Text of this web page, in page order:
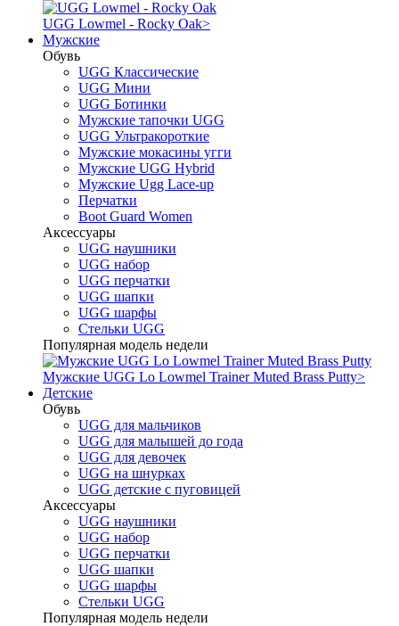
UGG Lowmel - Rocky Oak>
Мужские
Обувь
UGG Классические
UGG Мини
UGG Ботинки
Мужские тапочки UGG
UGG Ультракороткие
Мужские мокасины угги
Мужские UGG Hybrid
Мужские Ugg Lace-up
Перчатки
Boot Guard Women
Аксессуары
UGG наушники
UGG набор
UGG перчатки
UGG шапки
UGG шарфы
Стельки UGG
Популярная модель недели
Мужские UGG Lo Lowmel Trainer Muted Brass Putty>
Детские
Обувь
UGG для мальчиков
UGG для малышей до года
UGG для девочек
UGG на шнурках
UGG детские с пуговицей
Аксессуары
UGG наушники
UGG набор
UGG перчатки
UGG шапки
UGG шарфы
Стельки UGG
Популярная модель недели